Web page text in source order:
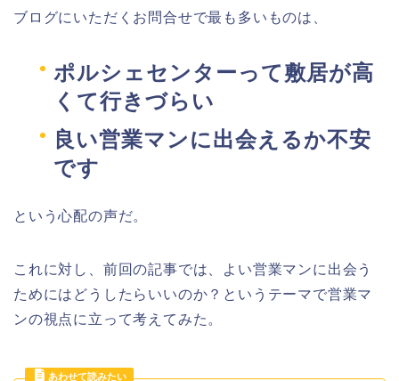
ブログにいただくお問合せで最も多いものは、
ポルシェセンターって敷居が高
くて行きづらい
良い営業マンに出会えるか不安
です
という心配の声だ。
これに対し、前回の記事では、よい営業マンに出会う
ためにはどうしたらいいのか？というテーマで営業マ
ンの視点に立って考えてみた。